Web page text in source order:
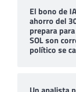
El bono de
ahorro del
prepara
SOL son
político se